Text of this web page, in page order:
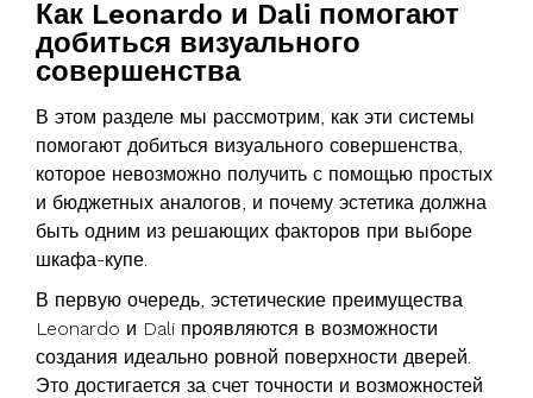
Как Leonardo и Dali помогают
добиться визуального
совершенства
В этом разделе мы рассмотрим, как эти системы
помогают добиться визуального совершенства,
которое невозможно получить с помощью простых
и бюджетных аналогов, и почему эстетика должна
быть одним из решающих факторов при выборе
шкафа-купе.
В первую очередь, эстетические преимущества
Leonardo и Dali проявляются в возможности
создания идеально ровной поверхности дверей.
Это достигается за счет точности и возможностей